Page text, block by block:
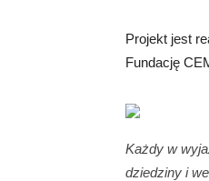
Projekt jest
Fundację
Każdy w
dziedziny i